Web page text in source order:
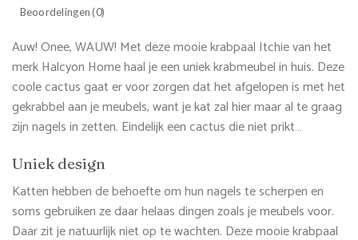
Beoordelingen (0)
Auw! Onee, WAUW! Met deze mooie krabpaal Itchie van het
merk Halcyon Home haal je een uniek krabmeubel in huis. Deze
coole cactus gaat er voor zorgen dat het afgelopen is met het
gekrabbel aan je meubels, want je kat zal hier maar al te graag
zijn nagels in zetten. Eindelijk een cactus die niet prikt…
Uniek design
Katten hebben de behoefte om hun nagels te scherpen en
soms gebruiken ze daar helaas dingen zoals je meubels voor.
Daar zit je natuurlijk niet op te wachten. Deze mooie krabpaal